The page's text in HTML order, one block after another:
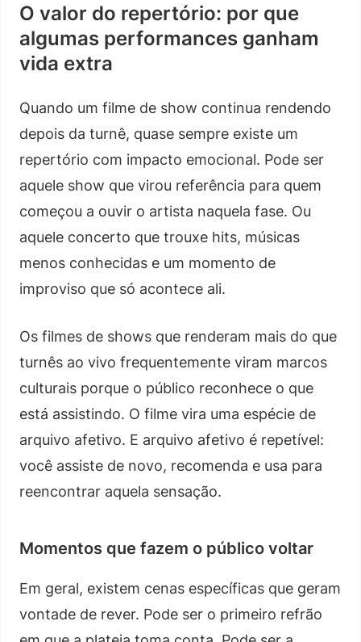
O valor do repertório: por que
algumas performances ganham
vida extra
Quando um filme de show continua rendendo
depois da turnê, quase sempre existe um
repertório com impacto emocional. Pode ser
aquele show que virou referência para quem
começou a ouvir o artista naquela fase. Ou
aquele concerto que trouxe hits, músicas
menos conhecidas e um momento de
improviso que só acontece ali.
Os filmes de shows que renderam mais do que
turnês ao vivo frequentemente viram marcos
culturais porque o público reconhece o que
está assistindo. O filme vira uma espécie de
arquivo afetivo. E arquivo afetivo é repetível:
você assiste de novo, recomenda e usa para
reencontrar aquela sensação.
Momentos que fazem o público voltar
Em geral, existem cenas específicas que geram
vontade de rever. Pode ser o primeiro refrão